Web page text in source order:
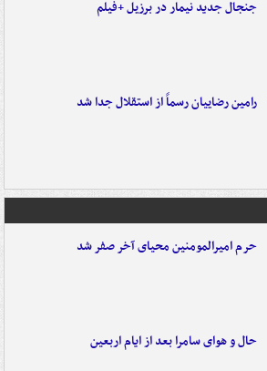
جنجال جدید نیمار در برزیل +فیلم
رامین رضاییان رسماً از استقلال جدا شد
حرم امیرالمومنین محیای آخر صفر شد
حال و هوای سامرا بعد از ایام اربعین